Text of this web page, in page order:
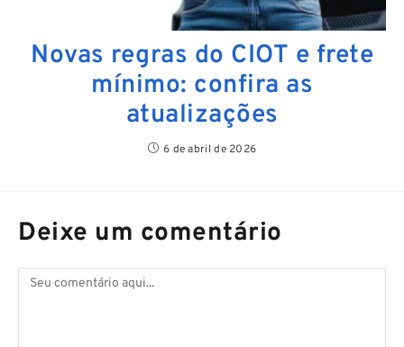
Novas regras do CIOT e frete
mínimo: confira as
atualizações
6 de abril de 2026
Deixe um comentário